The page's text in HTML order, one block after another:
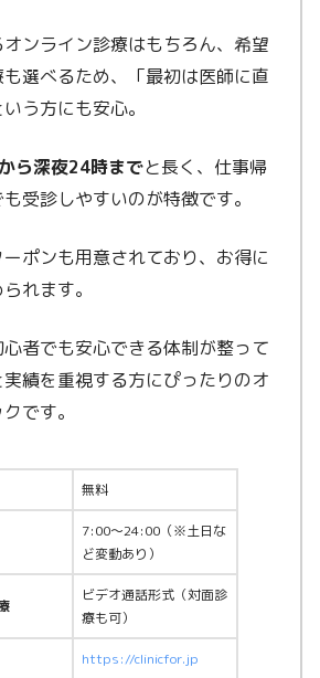
ンライン診療はもちろん、希望
選べるため、「最初は医師に直
う方にも安心。
ら深夜24時までと長く、仕事帰
受診しやすいのが特徴です。
ポンも用意されており、お得に
れます。
者でも安心できる体制が整って
績を重視する方にぴったりのオ
です。
無料
7:00〜24:00（※土日な
ど変動あり）
ビデオ通話形式（対面診
療も可）
https://clinicfor.jp